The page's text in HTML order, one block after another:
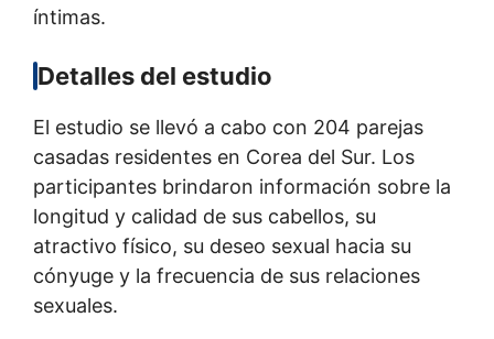
íntimas.
Detalles del estudio
El estudio se llevó a cabo con 204 parejas
casadas residentes en Corea del Sur. Los
participantes brindaron información sobre la
longitud y calidad de sus cabellos, su
atractivo físico, su deseo sexual hacia su
cónyuge y la frecuencia de sus relaciones
sexuales.